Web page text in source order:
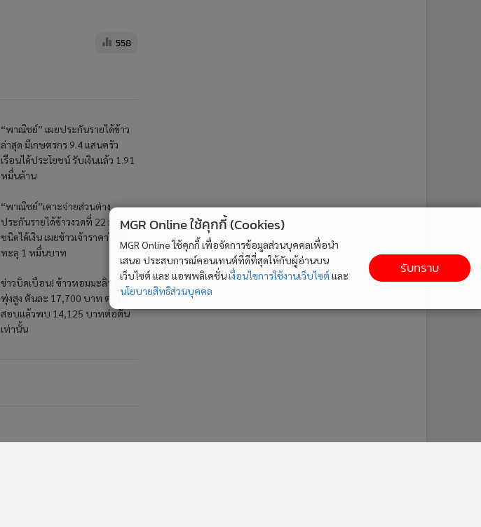
558
“พาณิชย์” เผยประกันรายได้ข้าว
ล่าสุด มีเกษตรกร 9.4 แสนครัว
เรือนได้ประโยชน์ รับเงินแล้ว 1.91
หมื่นล้าน
“พาณิชย์”เคาะจ่ายส่วนต่าง
ประกันรายได้ข้าวงวดที่ 22 มี 2
ชนิดได้เงิน เผยข้าวเจ้าราคาใกล้
ทะลุ 1 หมื่นบาท
ข่าวบิดเบือน! ข้าวหอมมะลิราคา
พุ่งสูง ตันละ 17,700 บาท ตรวจ
สอบแล้วพบ 14,125 บาทต่อตัน
เท่านั้น
MGR Online ใช้คุกกี้ (Cookies)
MGR Online ใช้คุกกี้ เพื่อจัดการข้อมูลส่วนบุคคลเพื่อนำ
เสนอ ประสบการณ์คอนเทนต์ที่ดีที่สุดให้กับผู้อ่านบน
เว็บไซต์ และ แอพพลิเคชั่นเงื่อนไขการใช้งานเว็บไซต์ และ
นโยบายสิทธิส่วนบุคคล
รับทราบ